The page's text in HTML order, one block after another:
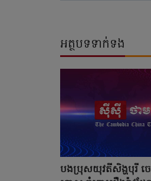
អត្ថបទទាក់ទង
បងប្រុសយុវតីសិង្ហបុរី